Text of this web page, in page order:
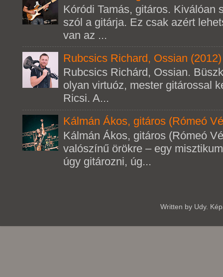
Kóródi Tamás, gitáros. Kiválóan
szól a gitárja. Ez csak azért
van az ...
Rubcsics Richard, Ossian (2012)
Rubcsics Richárd, Ossian.
olyan virtuóz, mester gitárossal
Ricsi. A...
Kálmán Ákos, gitáros (Rómeó
Kálmán Ákos, gitáros (Rómeó
valószínű örökre – egy
úgy gitározni, úg...
Written by Udy.